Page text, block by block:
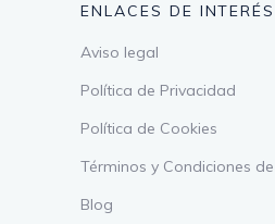
ENLACES DE INTERÉS
Aviso legal
Política de Privacidad
Política de Cookies
Términos y Condiciones
Blog